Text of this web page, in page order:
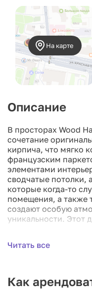
На карте
Описание
В просторах Wood
сочетание
кирпича, что мягко
французским
элементами
сводчатые потолки,
которые когда-то
помещения, а также
создают особую
уникальности. Этот
церемоний,
Читать все
Как